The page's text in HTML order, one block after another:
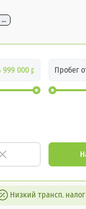
...
Пробег
Низкий трансп. налог